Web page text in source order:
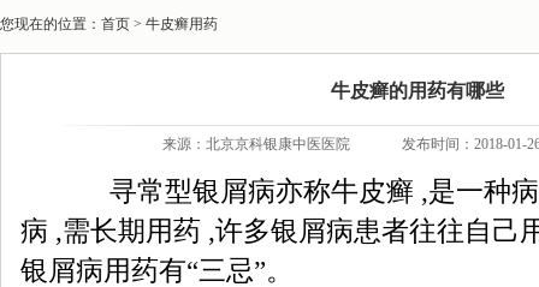
您现在的位置： 首页 > 牛皮癣用药
牛皮癣的用药有哪些
来源： 北京京科银康中医医院 发布时间：2018-01-
寻常型银屑病亦称牛皮癣 ,是一种病
病 ,需长期用药 ,许多银屑病患者往往自己
银屑病用药有“三忌”。